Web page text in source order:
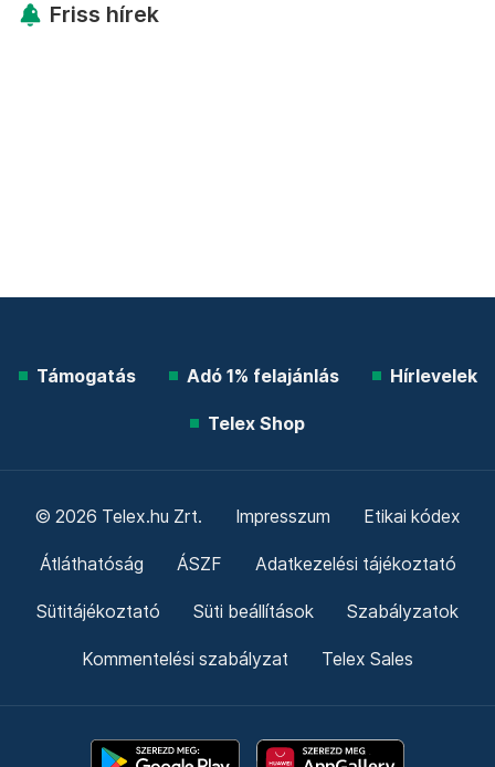
Friss hírek
Támogatás Adó 1% felajánlás Hírlevelek
Telex Shop
© 2026 Telex.hu Zrt. Impresszum Etikai kódex
Átláthatóság ÁSZF Adatkezelési tájékoztató
Sütitájékoztató Süti beállítások Szabályzatok
Kommentelési szabályzat Telex Sales